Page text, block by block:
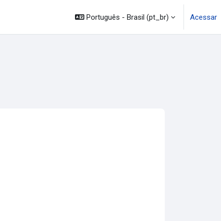
Português - Brasil ‎(pt_br)‎ Acessar